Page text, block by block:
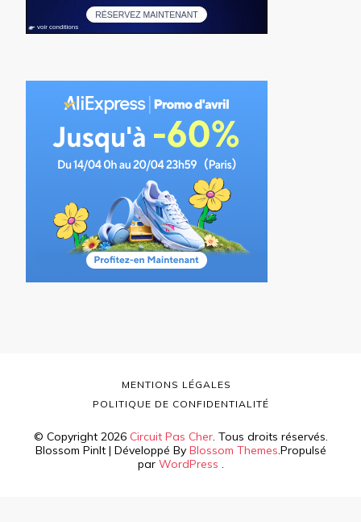
© Copyright 2026 Circuit Pas Cher. Tous droits réservés.
Blossom PinIt | Développé By Blossom Themes.Propulsé
par WordPress .
MENTIONS LÉGALES
POLITIQUE DE CONFIDENTIALITÉ